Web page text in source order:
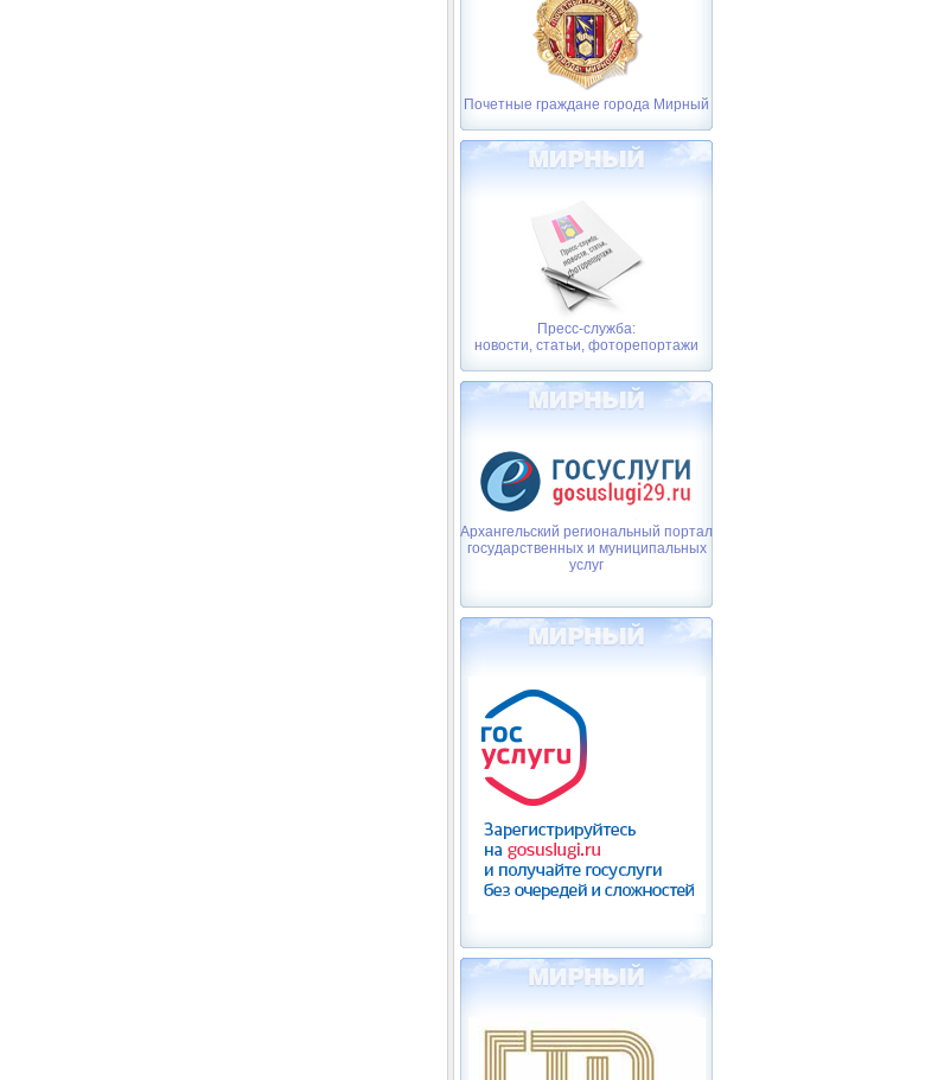
Почетные граждане города Мирный
Пресс-служба:
новости, статьи, фоторепортажи
Архангельский региональный портал
государственных и муниципальных
услуг